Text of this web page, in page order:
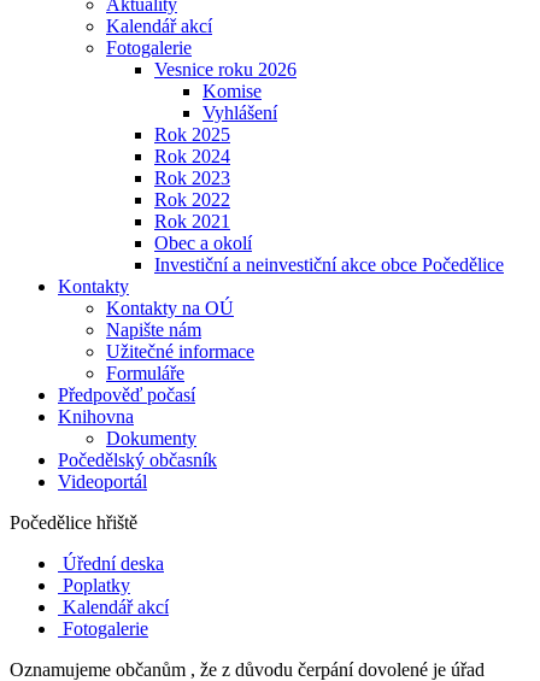
Aktuality
Kalendář akcí
Fotogalerie
Vesnice roku 2026
Komise
Vyhlášení
Rok 2025
Rok 2024
Rok 2023
Rok 2022
Rok 2021
Obec a okolí
Investiční a neinvestiční akce obce Počedělice
Kontakty
Kontakty na OÚ
Napište nám
Užitečné informace
Formuláře
Předpověď počasí
Knihovna
Dokumenty
Počedělský občasník
Videoportál
Počedělice hřiště
Úřední deska
Poplatky
Kalendář akcí
Fotogalerie
Oznamujeme občanům , že z důvodu čerpání dovolené je úřad